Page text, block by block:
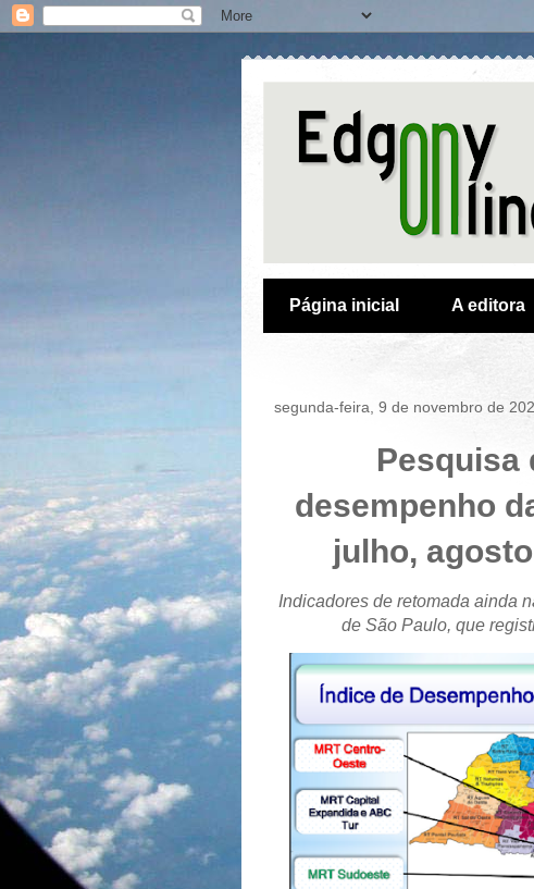
Página inicial A editora
segunda-feira, 9 de novembro de
Pesquisa
desempenho
julho,
Indicadores de retomada ainda
de São Paulo, que